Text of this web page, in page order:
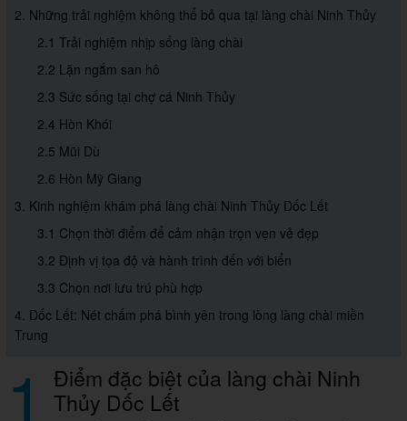
2. Những trải nghiệm không thể bỏ qua tại làng chài Ninh Thủy
2.1 Trải nghiệm nhịp sống làng chài
2.2 Lặn ngắm san hô
2.3 Sức sống tại chợ cá Ninh Thủy
2.4 Hòn Khói
2.5 Mũi Dù
2.6 Hòn Mỹ Giang
3. Kinh nghiệm khám phá làng chài Ninh Thủy Dốc Lết
3.1 Chọn thời điểm để cảm nhận trọn vẹn vẻ đẹp
3.2 Định vị tọa độ và hành trình đến với biển
3.3 Chọn nơi lưu trú phù hợp
4. Dốc Lết: Nét chấm phá bình yên trong lòng làng chài miền
Trung
1 Điểm đặc biệt của làng chài Ninh
Thủy Dốc Lết